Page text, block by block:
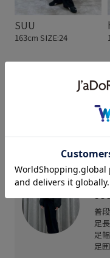
SUU
163cm SIZE:24
普段24cmで、ジャ
ル
普
足
足
足